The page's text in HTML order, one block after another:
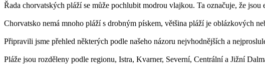
Řada chorvatských pláží se může pochlubit modrou vlajkou. Ta označuje, že jsou
Chorvatsko nemá mnoho pláží s drobným pískem, většina pláží je oblázkových
Připravili jsme přehled některých podle našeho názoru nejvhodnějších a
Pláže jsou rozděleny podle regionu, Istra, Kvarner, Severní, Centrální a Jižní